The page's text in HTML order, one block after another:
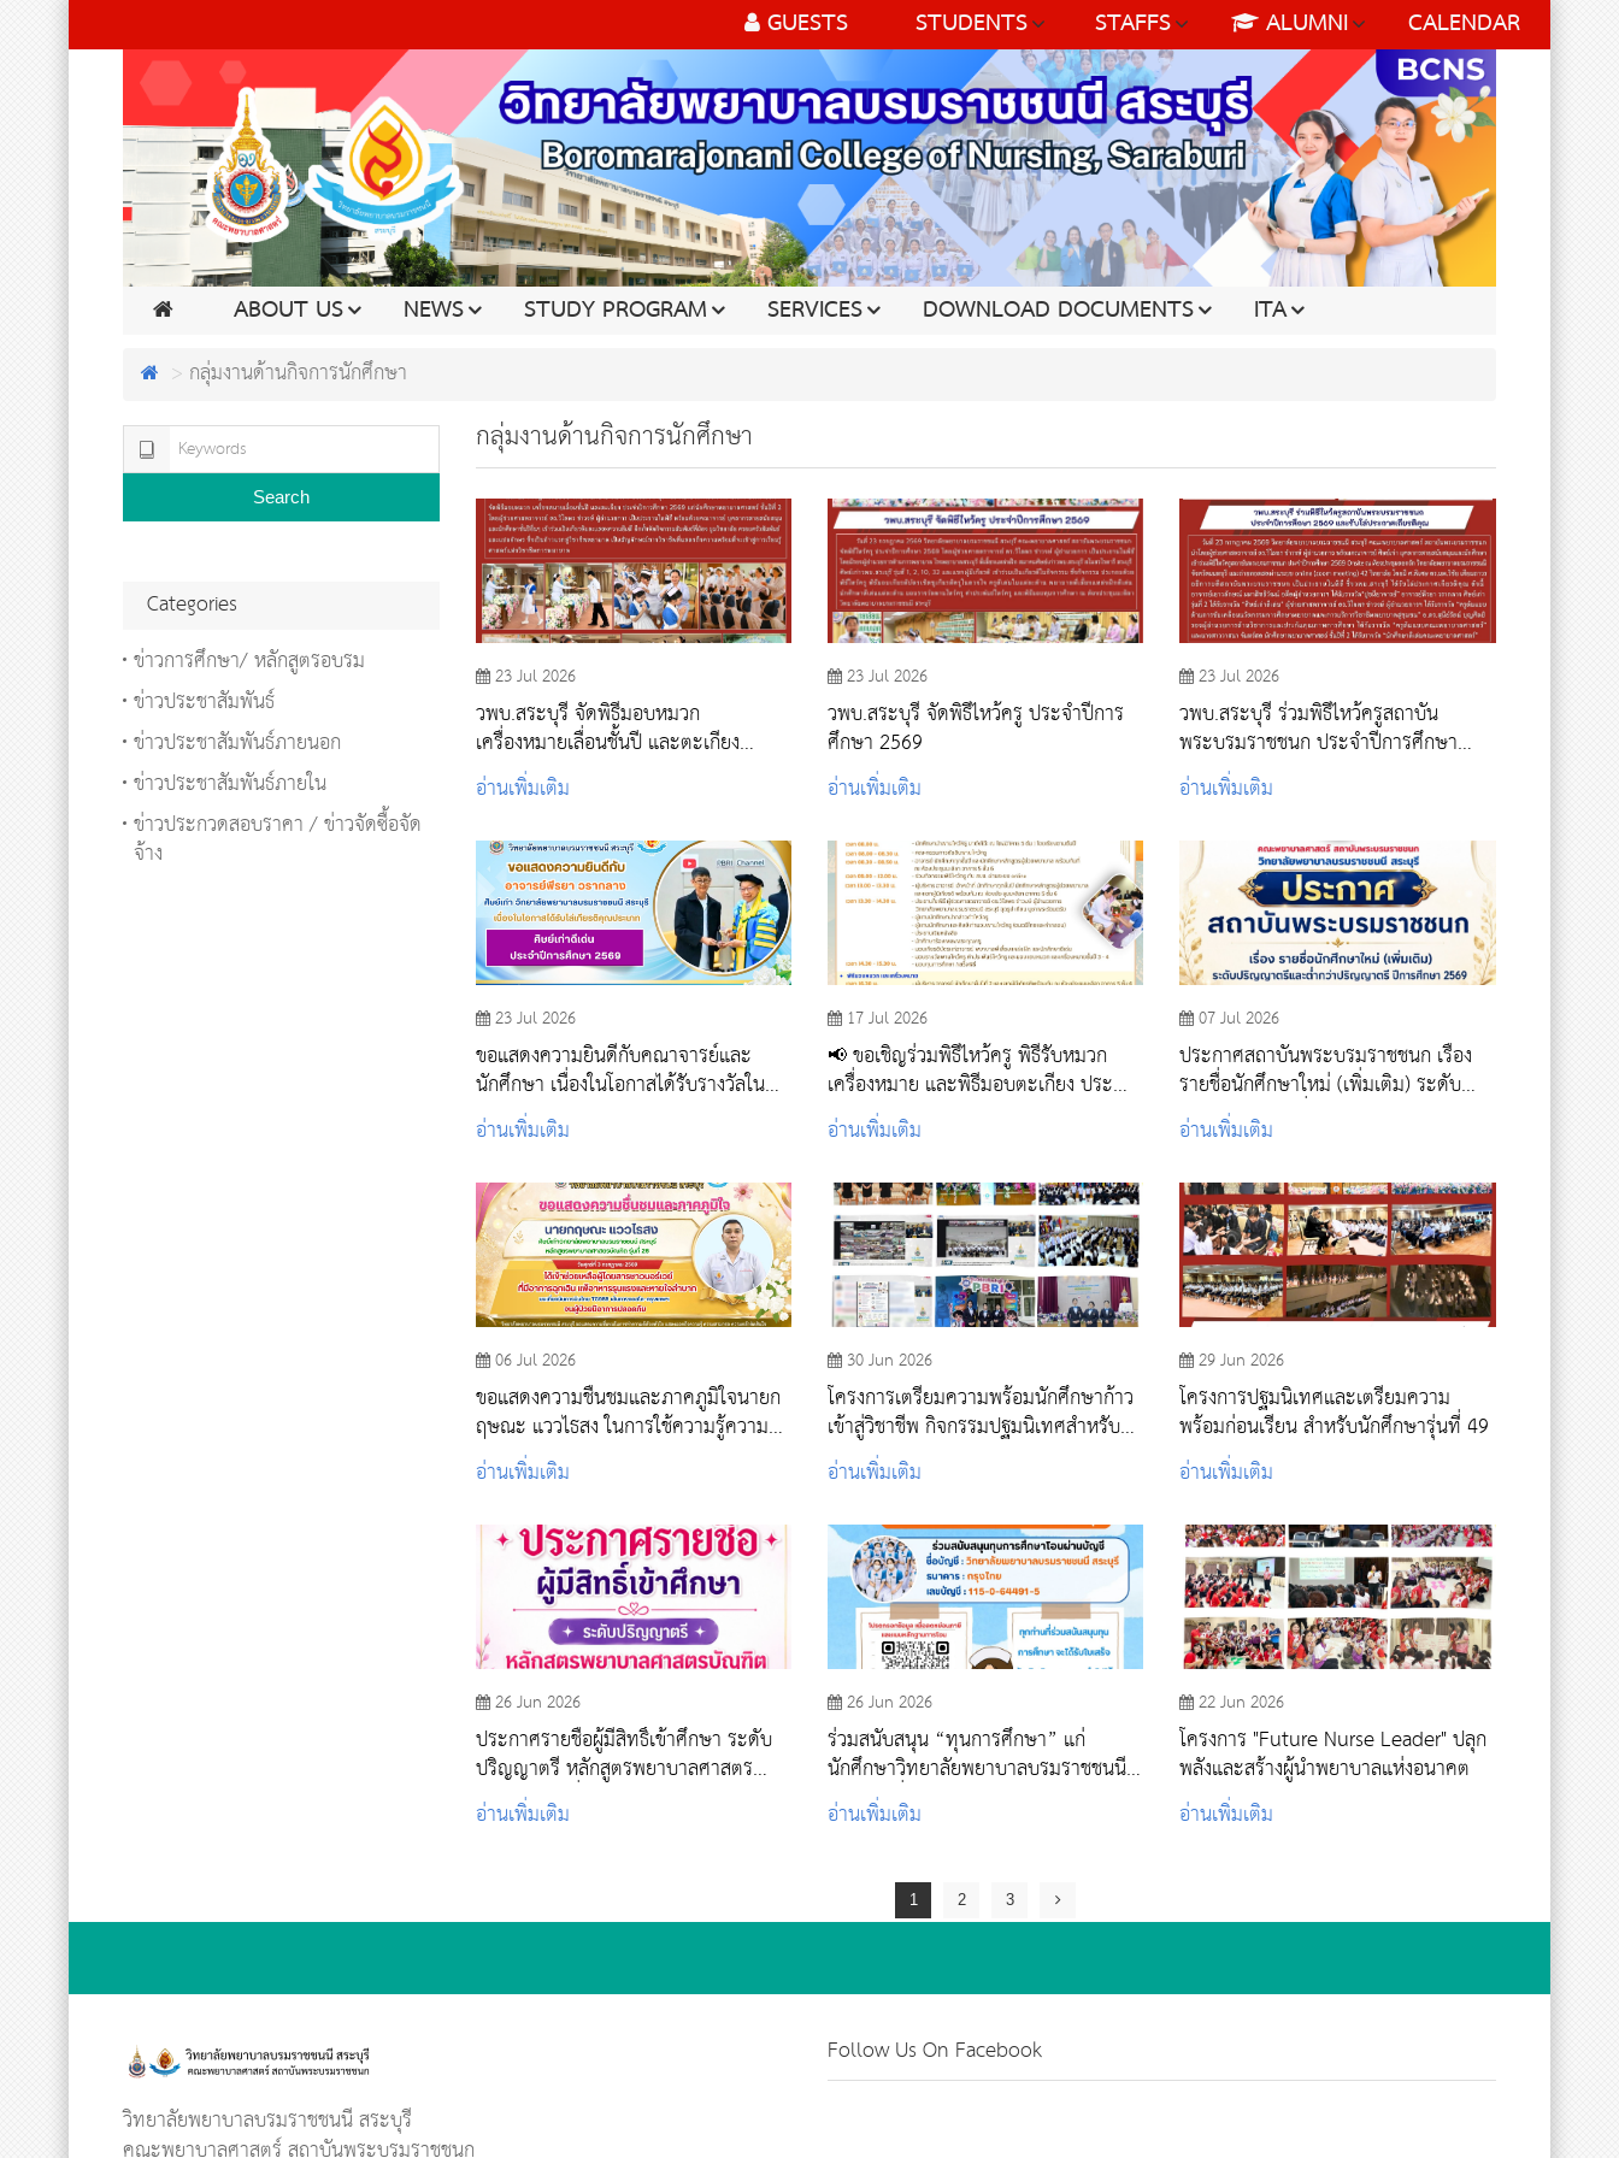
GUESTS STUDENTS STAFFS ALUMNI CALENDAR
ABOUT US NEWS STUDY PROGRAM SERVICES DOWNLOAD DOCUMENTS ITA
กลุ่มงานด้านกิจการนักศึกษา
กลุ่มงานด้านกิจการนักศึกษา
23 Jul 2026
วพบ.สระบุรี จัดพิธีมอบหมวก
เครื่องหมายเลื่อนชั้นปี และตะเกียง
ประจำปีการศึกษา 2569
อ่านเพิ่มเติม
23 Jul 2026
วพบ.สระบุรี จัดพิธีไหว้ครู ประจำปีการ
ศึกษา 2569
อ่านเพิ่มเติม
23 Jul 2026
วพบ.สระบุรี ร่วมพิธีไหว้ครูสถาบัน
พระบรมราชชนก ประจำปีการศึกษา
2569 และรับโล่ประกาศเกียรติคุณ
อ่านเพิ่มเติม
23 Jul 2026
ขอแสดงความยินดีกับคณาจารย์และ
นักศึกษา เนื่องในโอกาสได้รับรางวัลในพิธี
ไหว้ครู สถาบันพระบรมราชชนก ประจำปี
การศึกษา 2569
อ่านเพิ่มเติม
17 Jul 2026
📢 ขอเชิญร่วมพิธีไหว้ครู พิธีรับหมวก
เครื่องหมาย และพิธีมอบตะเกียง ประจำ
ปีการศึกษา 2569 💙🤍
อ่านเพิ่มเติม
07 Jul 2026
ประกาศสถาบันพระบรมราชชนก เรื่อง
รายชื่อนักศึกษาใหม่ (เพิ่มเติม) ระดับ
ปริญญาตรีและต่ำกว่าปริญญาตรี ปีการ
ศึกษา 2569 รอบที่ 4 รับตรงอิสระ
อ่านเพิ่มเติม
06 Jul 2026
ขอแสดงความชื่นชมและภาคภูมิใจนายก
ฤษณะ แววไธสง ในการใช้ความรู้ความ
สามารถในวิชาชีพพยาบาล ให้เป็น
ประโยชน์ต่อเพื่อนมนุษย์
อ่านเพิ่มเติม
30 Jun 2026
โครงการเตรียมความพร้อมนักศึกษาก้าว
เข้าสู่วิชาชีพ กิจกรรมปฐมนิเทศสำหรับ
นักศึกษาใหม่ ประจำปีการศึกษา 2569
อ่านเพิ่มเติม
29 Jun 2026
โครงการปฐมนิเทศและเตรียมความ
พร้อมก่อนเรียน สำหรับนักศึกษารุ่นที่ 49
อ่านเพิ่มเติม
26 Jun 2026
ประกาศรายชื่อผู้มีสิทธิ์เข้าศึกษา ระดับ
ปริญญาตรี หลักสูตรพยาบาลศาสตร
บัญฑิต รอบที่ 4 รับตรงอิสระ ปีการศึกษา
2569
อ่านเพิ่มเติม
26 Jun 2026
ร่วมสนับสนุน “ทุนการศึกษา” แก่
นักศึกษาวิทยาลัยพยาบาลบรมราชชนนี
สระบุรี เนื่องในโอกาสวันไหว้ครู ปีการ
ศึกษา 2569
อ่านเพิ่มเติม
22 Jun 2026
โครงการ "Future Nurse Leader" ปลุก
พลังและสร้างผู้นำพยาบาลแห่งอนาคต
อ่านเพิ่มเติม
1 2 3
Search
Categories
ข่าวการศึกษา/ หลักสูตรอบรม
ข่าวประชาสัมพันธ์
ข่าวประชาสัมพันธ์ภายนอก
ข่าวประชาสัมพันธ์ภายใน
ข่าวประกวดสอบราคา / ข่าวจัดซื้อจัด
จ้าง
วิทยาลัยพยาบาลบรมราชชนนี สระบุรี
Follow Us On Facebook